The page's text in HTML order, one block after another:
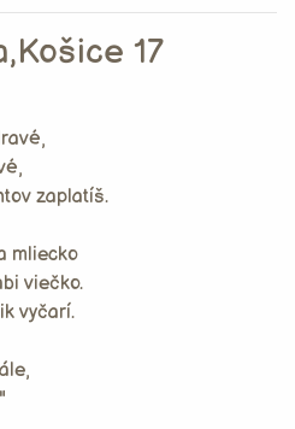
17
zaplatíš.
mliecko
viečko.
vyčarí.